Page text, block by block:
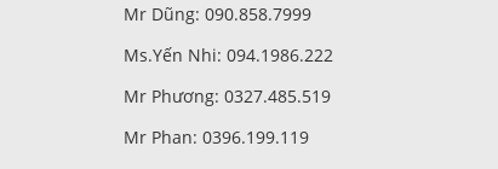
Mr Dũng: 090.858.7999
Ms.Yến Nhi: 094.1986.222
Mr Phương: 0327.485.519
Mr Phan: 0396.199.119